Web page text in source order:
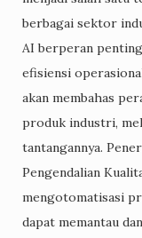
berbagai sektor
AI berperan
efisiensi
akan membahas
produk industri,
tantangannya.
Pengendalian
mengotomatisasi
dapat memantau